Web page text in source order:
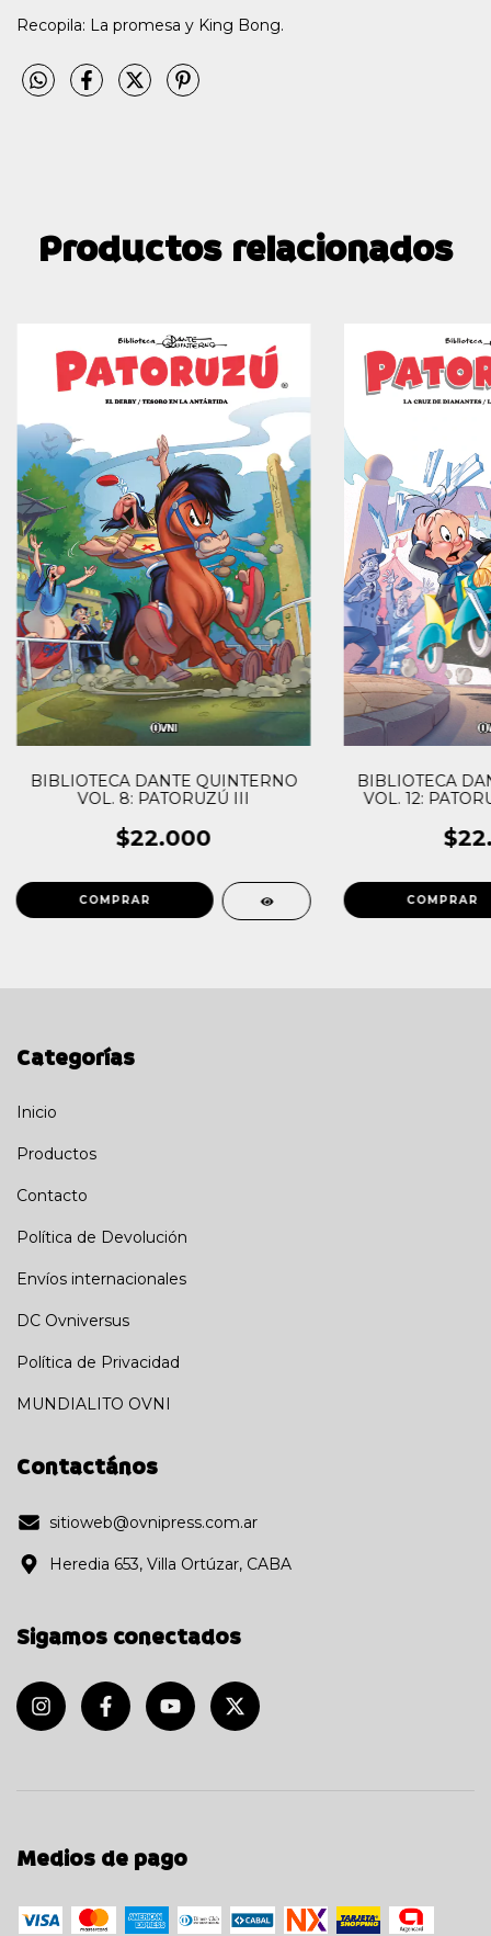
Recopila: La promesa y King Bong.
Productos relacionados
BIBLIOTECA DANTE QUINTERNO
VOL. 8: PATORUZÚ III
$22.000
BIBLIOTECA
VOL. 12:
Categorías
Inicio
Productos
Contacto
Política de Devolución
Envíos internacionales
DC Ovniversus
Política de Privacidad
MUNDIALITO OVNI
Contactános
sitioweb@ovnipress.com.ar
Heredia 653, Villa Ortúzar, CABA
Sigamos conectados
Medios de pago